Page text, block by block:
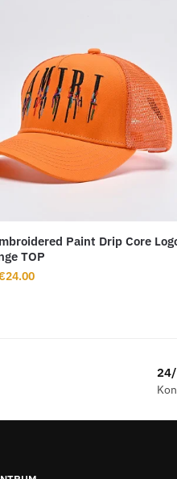
Paint Drip Core
TOP
24.00Aktueller